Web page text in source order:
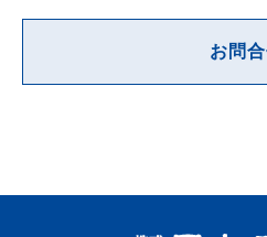
お問